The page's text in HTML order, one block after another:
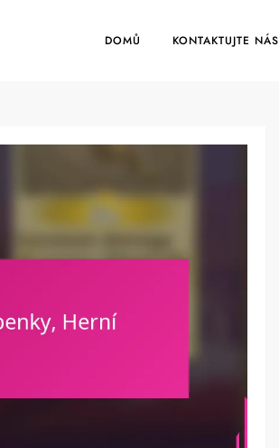
DOMŮ KONTAKTUJTE NÁS